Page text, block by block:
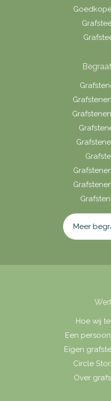
Meer
Hoe wij
Een
Eigen
Circle
Over